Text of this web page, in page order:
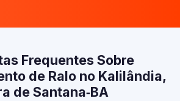
Frequentes Sobre
de Ralo no Kalilândia,
de Santana‑BA